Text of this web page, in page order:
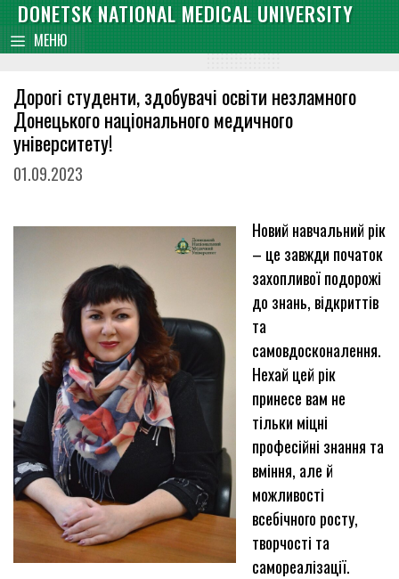
content
Skip
to
content
DONETSK NATIONAL MEDICAL UNIVERSITY
МЕНЮ
Дорогі студенти, здобувачі освіти незламного
Донецького національного медичного
університету!
01.09.2023
Новий навчальний рік
– це завжди початок
захопливої подорожі
до знань, відкриттів
та
самовдосконалення.
Нехай цей рік
принесе вам не
тільки міцні
професійні знання та
вміння, але й
можливості
всебічного росту,
творчості та
самореалізації.